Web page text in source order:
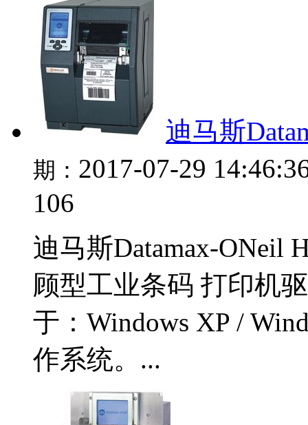
迪马斯
期： 2017-07-29
106
迪马斯Datamax-ONeil
顾型工业条码 打印机
于：Windows XP /
作系统。...